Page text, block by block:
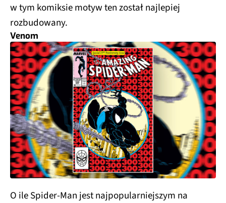
w tym komiksie motyw ten został najlepiej
rozbudowany.
Venom
O ile Spider-Man jest najpopularniejszym na